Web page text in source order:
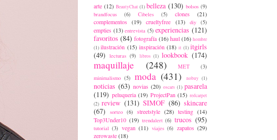
arte (12) BeautyChat (1) belleza (130) bolsos (9)
brandfocus
(6) Cibeles (5) clones
(21)
complementos
(19) crueltyfree (13) diy (5)
empties (13) entrevista (5) experiencias (121)
favoritos (84) fotografía (16) haul (16) hombre
(1) ilustración (15) inspiración (18) it (1) itgirls
(49)
lecturas (9) libros (1) lookbook (174)
maquillaje (248) MET
(3)
minimalismo (5) moda (431) nobuy (1)
noticias (63) novias (20) oscars (1) pasarela
(119) peluqueria (19) ProjectPan (15) redcarpet
(2) review (131) SIMOF (86) skincare
(67)
sorteo (6) streetstyle (28) testing (14)
Top3Under10 (19) trendalert (6) trucos (95)
tutorial (3) vegan (11) viajes (6) zapatos (29)
zerowaste(18)